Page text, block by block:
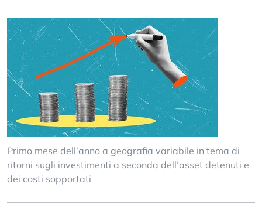
Primo mese dell’anno a geografia variabile in tema di
ritorni sugli investimenti a seconda dell’asset detenuti e
dei costi sopportati